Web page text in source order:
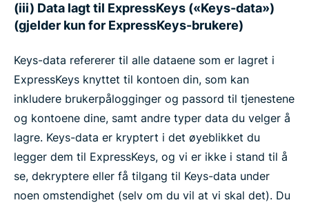
(iii) Data lagt til ExpressKeys («Keys-data»)
(gjelder kun for ExpressKeys-brukere)
Keys-data refererer til alle dataene som er lagret i
ExpressKeys knyttet til kontoen din, som kan
inkludere brukerpålogginger og passord til tjenestene
og kontoene dine, samt andre typer data du velger å
lagre. Keys-data er kryptert i det øyeblikket du
legger dem til ExpressKeys, og vi er ikke i stand til å
se, dekryptere eller få tilgang til Keys-data under
noen omstendighet (selv om du vil at vi skal det). Du